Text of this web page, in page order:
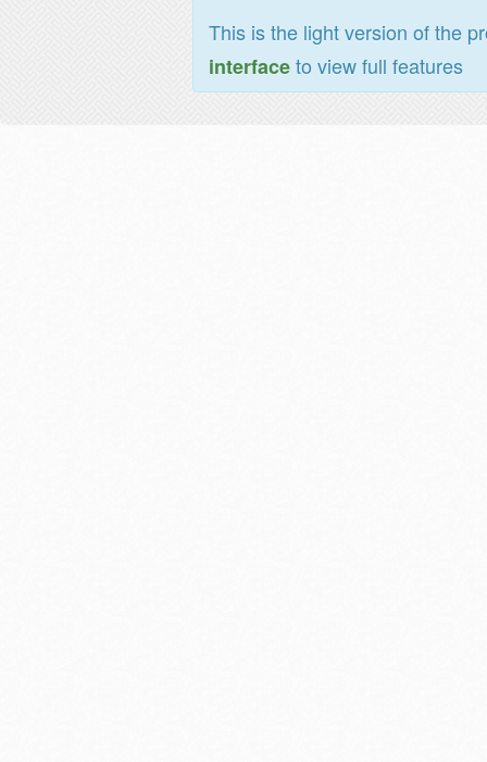
This is the light version of the
interfaceto view full features